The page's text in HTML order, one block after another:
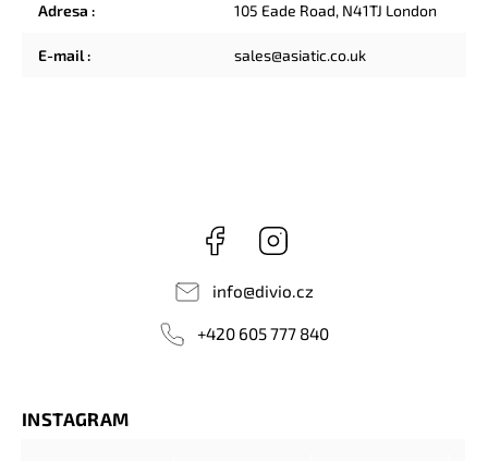
Adresa : 105 Eade Road, N41TJ London
E-mail: sales@asiatic.co.uk
Facebook
info@divio.cz
+420 605 777 840
INSTAGRAM